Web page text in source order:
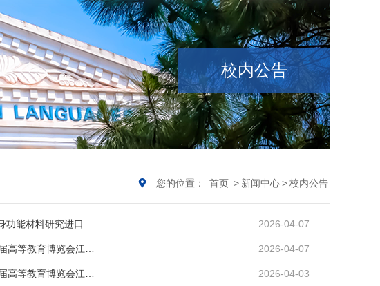
校内公告
您的位置： 首页 > 新闻中心>校内公告
2026-04-07
功能材料研究进口…
2026-04-07
高等教育博览会江…
2026-04-03
高等教育博览会江…